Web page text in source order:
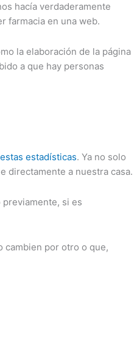
hacía verdaderamente
farmacia en una web.
la elaboración de la página
a que hay personas
estas estadísticas. Ya no solo
directamente a nuestra casa.
si es
cambien por otro o que,